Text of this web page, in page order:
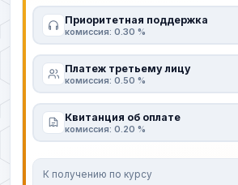
Приоритетная поддержка
комиссия: 0.30 %
Платеж третьему лицу
комиссия: 0.50 %
Квитанция об оплате
комиссия: 0.20 %
К получению по курсу